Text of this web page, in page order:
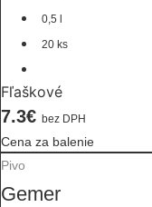
0,5 l
20 ks
Fľaškové
7.3€ bez DPH
Cena za balenie
Pivo
Gemer